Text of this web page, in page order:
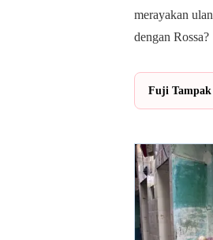
merayakan
dengan Rossa?
Fuji